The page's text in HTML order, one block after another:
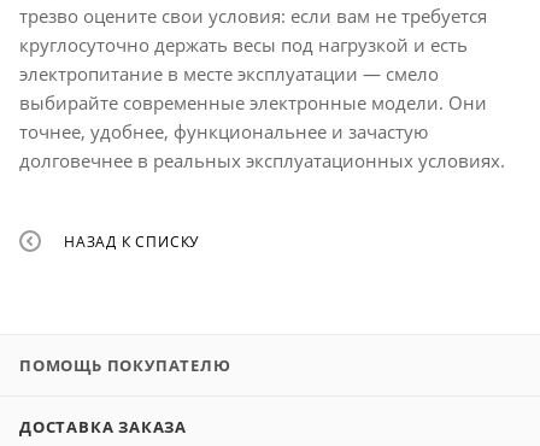
трезво оцените свои условия: если вам не требуется
круглосуточно держать весы под нагрузкой и есть
электропитание в месте эксплуатации — смело
выбирайте современные электронные модели. Они
точнее, удобнее, функциональнее и зачастую
долговечнее в реальных эксплуатационных условиях.
НАЗАД К СПИСКУ
ПОМОЩЬ ПОКУПАТЕЛЮ
ДОСТАВКА ЗАКАЗА